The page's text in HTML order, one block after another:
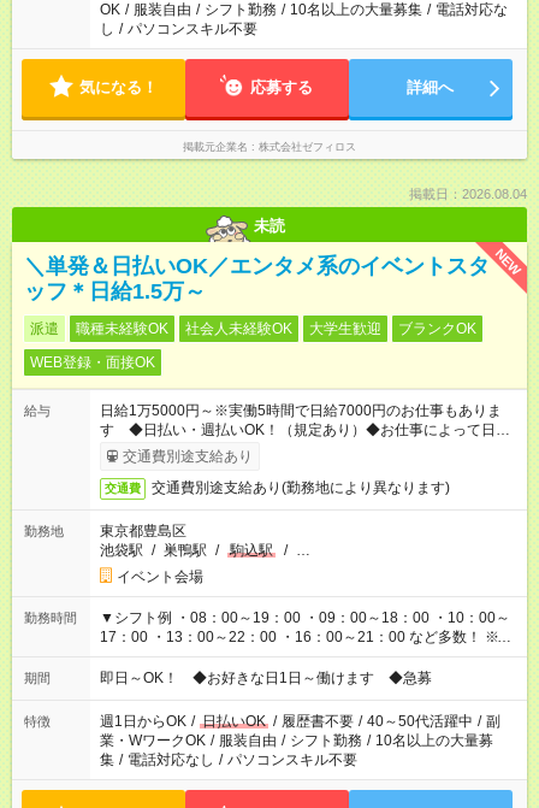
OK / 服装自由 / シフト勤務 / 10名以上の大量募集 / 電話対応な
し / パソコンスキル不要
気になる！ 応募する 詳細へ
掲載元企業名 株式会社ゼフィロス
掲載日：2026.08.04
未読
NEW
＼単発＆日払いOK／エンタメ系のイベントスタ
ッフ＊日給1.5万～
派遣 職種未経験OK 社会人未経験OK 大学生歓迎
ブランクOK
WEB登録・面接OK
給与
日給1万5000円～※実働5時間で日給7000円のお仕事もありま
す ◆日払い・週払いOK！（規定あり）◆お仕事によって日給も
異なります
交通費別途支給あり
交通費 交通費別途支給あり(勤務地により異なります)
勤務地
東京都豊島区
池袋駅 / 巣鴨駅 / 駒込駅 / …
イベント会場
勤務時間
▼シフト例 ・08：00～19：00 ・09：00～18：00 ・10：00～
17：00 ・13：00～22：00 ・16：00～21：00 など多数！ ※お
仕事により勤務時間が異なります
期間 即日～OK！ ◆お好きな日1日～働けます ◆急募
特徴 週1日からOK / 日払いOK / 履歴書不要 / 40～50代活躍中 / 副
業・WワークOK / 服装自由 / シフト勤務 / 10名以上の大量募
集 / 電話対応なし / パソコンスキル不要